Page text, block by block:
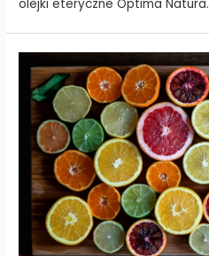
olejki eteryczne Optima Natura.